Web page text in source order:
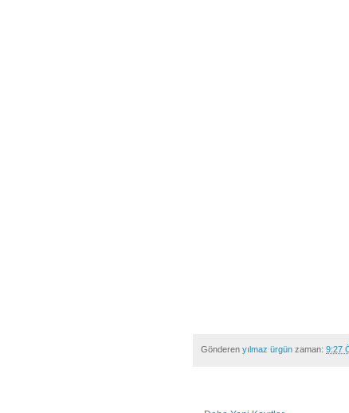
Gönderen yılmaz ürgün zaman: 9:27